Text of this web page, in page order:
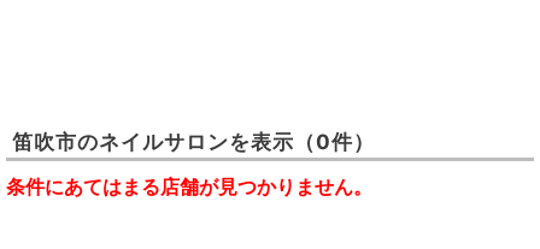
笛吹市のネイルサロンを表示 （0件）
条件にあてはまる店舗が見つかりません。